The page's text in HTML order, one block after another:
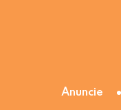
Anuncie